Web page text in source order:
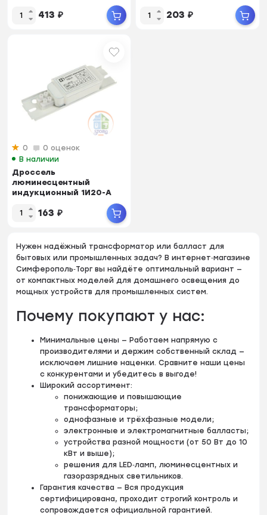
413 ₽ 203 ₽
0
0 оценок
В наличии
Дроссель
люминесцентный
индукционный 1И20-А
163 ₽
Нужен надёжный трансформатор или балласт для
бытовых или промышленных задач? В интернет‑магазине
Симферополь‑Торг вы найдёте оптимальный вариант —
от компактных моделей для домашнего освещения до
мощных устройств для промышленных систем.
Почему покупают у нас:
Минимальные цены — Работаем напрямую с
производителями и держим собственный склад —
исключаем лишние наценки. Сравните наши цены
с конкурентами и убедитесь в выгоде!
Широкий ассортимент:
понижающие и повышающие
трансформаторы;
однофазные и трёхфазные модели;
электронные и электромагнитные балласты;
устройства разной мощности (от 50 Вт до 10
кВт и выше);
решения для LED‑ламп, люминесцентных и
газоразрядных светильников.
Гарантия качества — Вся продукция
сертифицирована, проходит строгий контроль и
сопровождается официальной гарантией.